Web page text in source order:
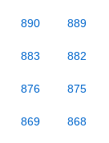
890 889
883 882
876 875
869 868